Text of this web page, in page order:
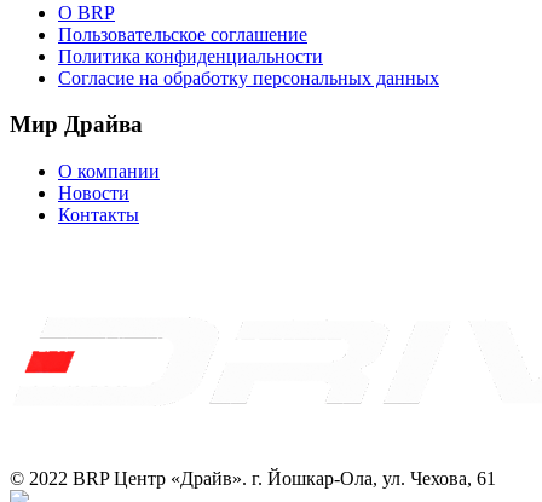
О BRP
Пользовательское соглашение
Политика конфиденциальности
Согласие на обработку персональных данных
Мир Драйва
О компании
Новости
Контакты
© 2022 BRP Центр «Драйв». г. Йошкар-Ола, ул. Чехова, 61